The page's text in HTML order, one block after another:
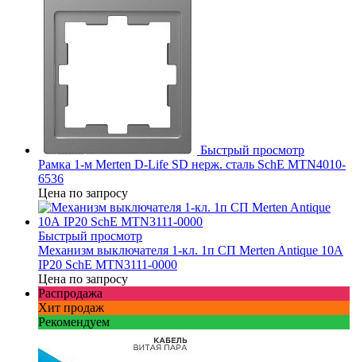
Быстрый просмотр
Рамка 1-м Merten D-Life SD нерж. сталь SchE MTN4010-
6536
Цена по запросу
Быстрый просмотр
Механизм выключателя 1-кл. 1п СП Merten Antique 10А
IP20 SchE MTN3111-0000
Цена по запросу
Распродажа
Хит продаж
Рекомендуем